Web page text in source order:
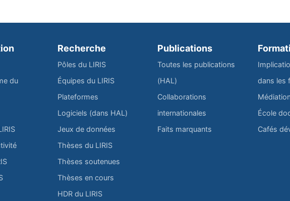
du
Recherche
Pôles du LIRIS
Équipes du LIRIS
Plateformes
Logiciels (dans HAL)
Jeux de données
Thèses du LIRIS
Thèses soutenues
Thèses en cours
HDR du LIRIS
Publications
Toutes les publications
(HAL)
Collaborations
internationales
Faits marquants
dans les
École
Cafés